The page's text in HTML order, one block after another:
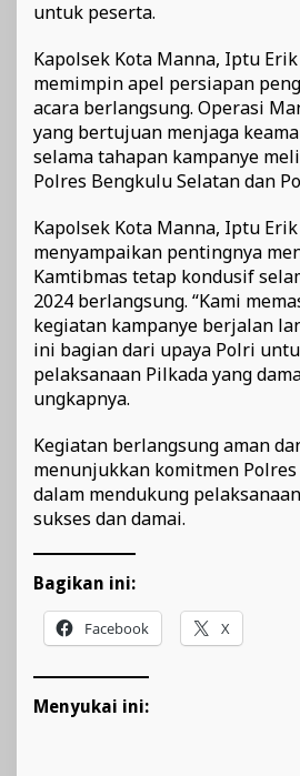
untuk peserta.
Kapolsek Kota Manna, Iptu Erik
memimpin apel persiapan
acara berlangsung. Operasi
yang bertujuan menjaga
selama tahapan kampanye
Polres Bengkulu Selatan dan
Kapolsek Kota Manna, Iptu Erik
menyampaikan pentingnya
Kamtibmas tetap kondusif
2024 berlangsung. “Kami
kegiatan kampanye berjalan
ini bagian dari upaya Polri
pelaksanaan Pilkada yang
ungkapnya.
Kegiatan berlangsung aman
menunjukkan komitmen
dalam mendukung
sukses dan damai.
Bagikan ini:
Facebook X
Menyukai ini: